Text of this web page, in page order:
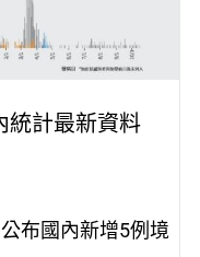
統計最新資料
布國內新增5例境